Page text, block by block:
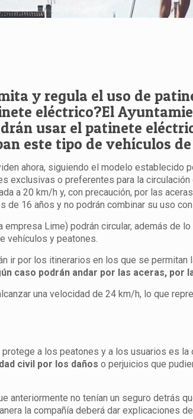
y regula el uso de
eléctrico?El
usar el patinete
este tipo de vehículos
ahora, siguiendo el modelo establecido
exclusivas o preferentes para la
a 20 km/h y, con precaución, por las
16 años y no podrán combinar su uso
Lime) podrán circular, además de
vehículos y peatones.
ir por los itinerarios en los que se
caso podrán andar por las aceras, por
una velocidad de 24 km/h, lo que
a los peatones y a los usuarios es
civil por los daños o perjuicios que
anteriormente no tenían un seguro detrás
la compañía deberá dar explicaciones